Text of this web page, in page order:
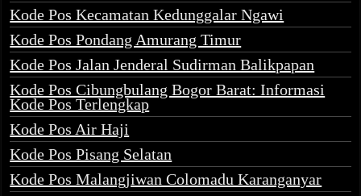
Kode Pos Kecamatan Kedunggalar Ngawi
Kode Pos Pondang Amurang Timur
Kode Pos Jalan Jenderal Sudirman Balikpapan
Kode Pos Cibungbulang Bogor Barat: Informasi
Kode Pos Terlengkap
Kode Pos Air Haji
Kode Pos Pisang Selatan
Kode Pos Malangjiwan Colomadu Karanganyar